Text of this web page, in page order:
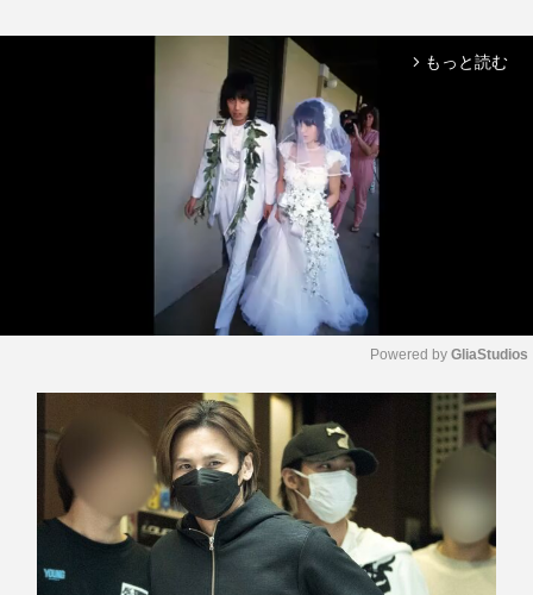
arrow_forward_ios もっと読む
M
u
t
Powered by GliaStudios